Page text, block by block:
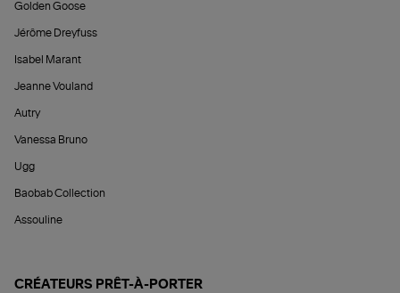
Golden Goose
Jérôme Dreyfuss
Isabel Marant
Jeanne Vouland
Autry
Vanessa Bruno
Ugg
Baobab Collection
Assouline
CRÉATEURS PRÊT-À-PORTER